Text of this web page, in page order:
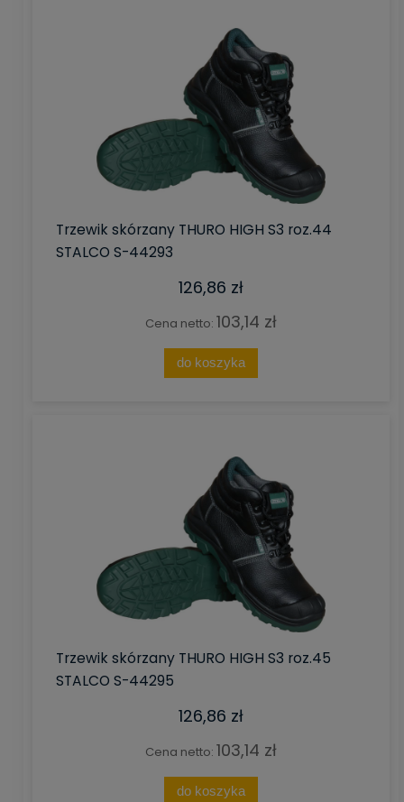
Trzewik skórzany THURO HIGH S3 roz.44
STALCO S-44293
126,86 zł
Cena netto: 103,14 zł
do koszyka
Trzewik skórzany THURO HIGH S3 roz.45
STALCO S-44295
126,86 zł
Cena netto: 103,14 zł
do koszyka